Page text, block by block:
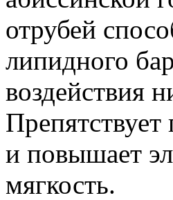
отрубей
липидного
воздействия
и повышает
мягкость.